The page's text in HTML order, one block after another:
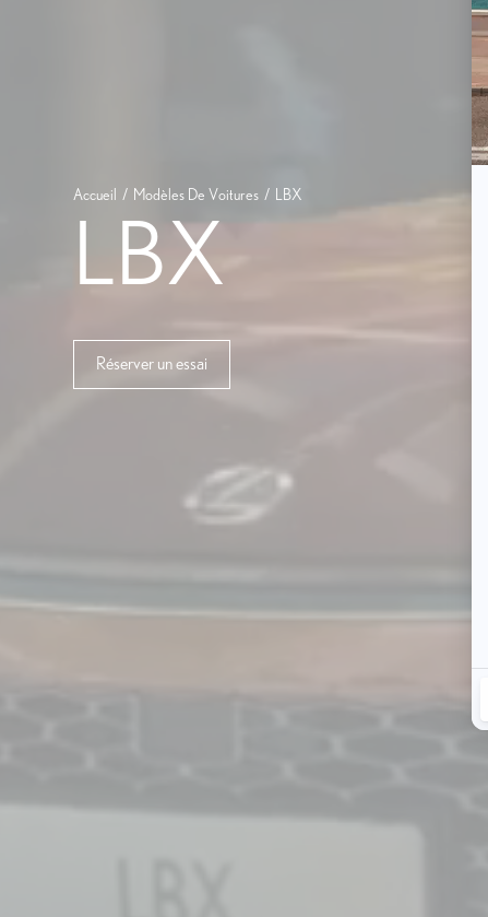
Accueil Modèles De Voitures LBX
LBX
Réserver un essai